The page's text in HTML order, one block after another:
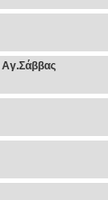
Αγ.Σάββας